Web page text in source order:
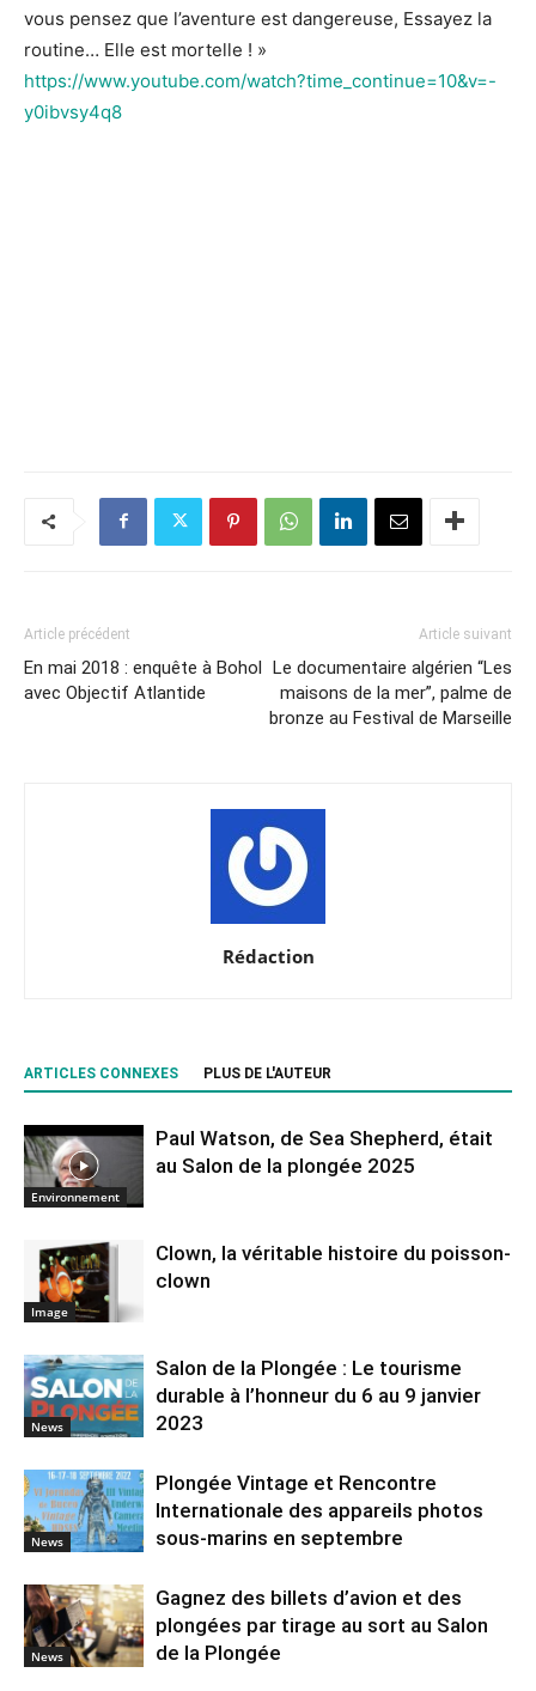
vous pensez que l’aventure est dangereuse, Essayez la
routine… Elle est mortelle ! »
https://www.youtube.com/watch?time_continue=10&v=-
y0ibvsy4q8
Article précédent
En mai 2018 : enquête à Bohol
avec Objectif Atlantide
Article suivant
Le documentaire algérien “Les
maisons de la mer”, palme de
bronze au Festival de Marseille
Rédaction
ARTICLES CONNEXES PLUS DE L'AUTEUR
Environnement
Paul Watson, de Sea Shepherd, était
au Salon de la plongée 2025
Image
Clown, la véritable histoire du poisson-
clown
News
Salon de la Plongée : Le tourisme
durable à l’honneur du 6 au 9 janvier
2023
News
Plongée Vintage et Rencontre
Internationale des appareils photos
sous-marins en septembre
News
Gagnez des billets d’avion et des
plongées par tirage au sort au Salon
de la Plongée